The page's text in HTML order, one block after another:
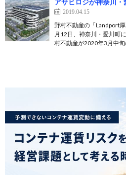
アサヒロジが神奈川
2019.04.15
野村不動産の「Landport
月12日、神奈川・愛川町
村不動産が2020年3月中